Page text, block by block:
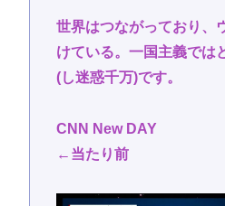
世界はつながっており、
けている。一国主義では
(し迷惑千万)です。
CNN New DAY
←当たり前